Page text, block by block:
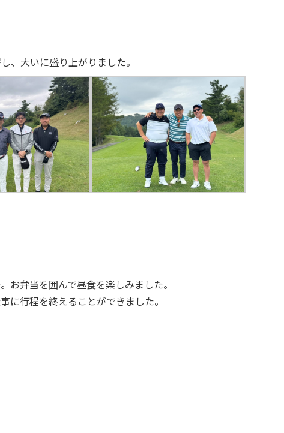
、大いに盛り上がりました。
お弁当を囲んで昼食を楽しみました。
に行程を終えることができました。